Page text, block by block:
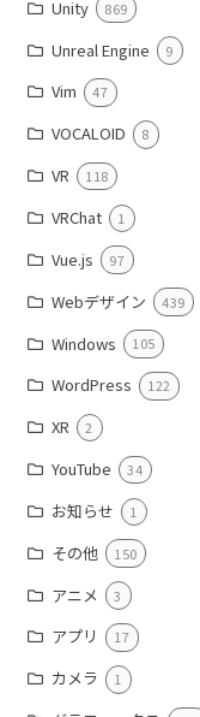
Unity 869
Unreal Engine 9
Vim 47
VOCALOID 8
VR 118
VRChat 1
Vue.js 97
Webデザイン 439
Windows 105
WordPress 122
XR 2
YouTube 34
お知らせ 1
その他 150
アニメ 3
アプリ 17
カメラ 1